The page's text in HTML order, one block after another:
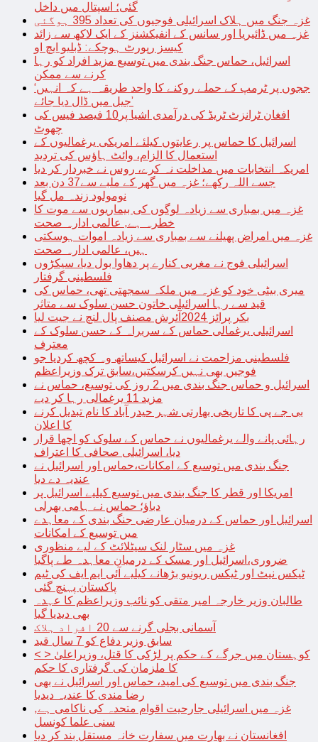
گئی؛ اسپتال میں داخل
غزہ جنگ میں ہلاک اسرائیلی فوجیوں کی تعداد 395 ہوگئی
غزہ میں ڈائیریا اور سانس کے انفیکشنز کے ایک لاکھ سے زائد
کیسز رپورٹ ہوچکے: ڈبلیو ایچ او
اسرائیل، حماس جنگ بندی میں توسیع مزید افراد کو رہا
کرنے سے ممکن
‘ججوں پر ٹرمپ کے حملے روکنے کا واحد طریقہ ہے کہ انہیں
جیل میں ڈال دیا جائے’
افغان ٹرانزٹ ٹریڈ کی درآمدی اشیا پر10 فیصد فیس کی
چھوٹ
اسرائیل کا حماس پر رعایتوں کیلئے امریکی یرغمالیوں کے
استعمال کا الزام، وائٹ ہاؤس کی تردید
امریکہ انتخابات میں مداخلت نہ کرے، روس نے خبردار کر دیا
جسے اللہ رکھے؛ غزہ میں گھر کے ملبے سے37 دن بعد
نومولود زندہ مل گیا
غزہ میں بمباری سے زیادہ لوگوں کی بیماریوں سے موت کا
خطرہ ہے, عالمی ادارہ صحت
غزہ میں امراض پھیلنے سے بمباری سے زیادہ اموات ہوسکتی
ہیں، عالمی ادارہ صحت
اسرائیلی فوج نے مغربی کنارے پر دھاوا بول دیا، سیکڑوں
فلسطینی گرفتار
میری بیٹی خود کو غزہ میں ملکہ سمجھتی تھی، حماس کی
قید سے رہا اسرائیلی خاتون حسن سلوک سے متاثر
بکر پرائز 2024آئرش مصنف پال لنچ نے جیت لیا
اسرائیلی یرغمالی حماس کے سربراہ کے حسن سلوک کے
معترف
فلسطینی مزاحمت نے اسرائیل کیساتھ وہ کچھ کردیا جو
فوجیں بھی نہیں کرسکتیں،سابق ترک وزیراعظم
اسرائیل و حماس جنگ بندی میں 2 روز کی توسیع، حماس نے
مزید 11 یرغمالی رہا کر دیے
بی جے پی کا تاریخی بھارتی شہر حیدر آباد کا نام تبدیل کرنے
کا اعلان
رہائی پانے والے یرغمالیوں نے حماس کے سلوک کو اچھا قرار
دیا، اسرائیلی صحافی کا اعتراف
جنگ بندی میں توسیع کے امکانات،حماس اور اسرائیل نے
عندیہ دے دیا
امریکا اور قطر کا جنگ بندی میں توسیع کیلیے اسرائیل پر
دباؤ؛ حماس نے ہامی بھرلی
اسرائیل اور حماس کے درمیان عارضی جنگ بندی کے معاہدے
میں توسیع کے امکانات
غزہ میں سٹار لنک سیٹلائٹ کے لیے منظوری
ضروری،اسرائیل اور مسک کے درمیان معاہدہ طے پاگیا
ٹیکس نیٹ اور ٹیکس ریونیو بڑھانے کیلیے آئی ایم ایف کی ٹیم
پاکستان پہنچ گئی
طالبان وزیر خارجہ امیر متقی کو نائب وزیراعظم کا عہدہ
بھی دیدیا گیا
آسمانی بجلی گرنے سے 20 افراد ہلاک
سابق وزیر دفاع کو 7 سال قید
< > کوہستان میں جرگے کے حکم پر لڑکی کا قتل، وزیراعلیٰ
کا ملزمان کی گرفتاری کا حکم
جنگ بندی میں توسیع کی امید، حماس اور اسرائیل نے بھی
رضا مندی کا عندیہ دیدیا
غزہ میں اسرائیلی جارحیت اقوام متحدہ کی ناکامی ہے,
سنی علما کونسل
افغانستان نے بھارت میں سفارت خانہ مستقل بند کر دیا